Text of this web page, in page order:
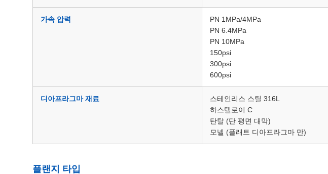
가속 압력
PN 1MPa/4MPa
PN 6.4MPa
PN 10MPa
150psi
300psi
600psi
디아프라그마 재료
스테인리스 스틸 316L
하스텔로이 C
탄탈 (단 평면 대막)
모넬 (플래트 디아프라그마 만)
플랜지 타입